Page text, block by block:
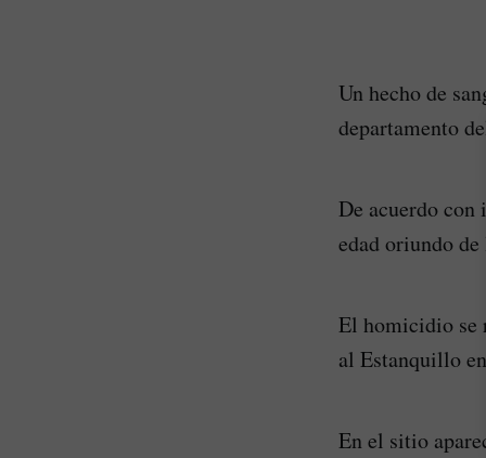
Un hecho de
departamento
De acuerdo
edad oriundo
El homicidio se
al Estanquillo
En el sitio